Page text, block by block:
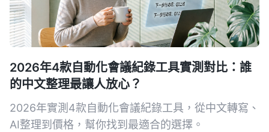
2026年4款自動化會議紀錄工具實測對比：誰
的中文整理最讓人放心？
2026年實測4款自動化會議紀錄工具，從中文轉寫、
AI整理到價格，幫你找到最適合的選擇。